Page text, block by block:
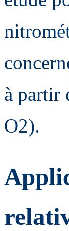
à partir
O2).